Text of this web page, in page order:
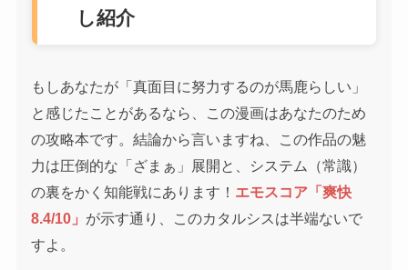
し紹介
もしあなたが「真面目に努力するのが馬鹿らしい」
と感じたことがあるなら、この漫画はあなたのため
の攻略本です。結論から言いますね、この作品の魅
力は圧倒的な「ざまぁ」展開と、システム（常識）
の裏をかく知能戦にあります！ エモスコア「爽快
8.4/10」 が示す通り、このカタルシスは半端ないで
すよ。